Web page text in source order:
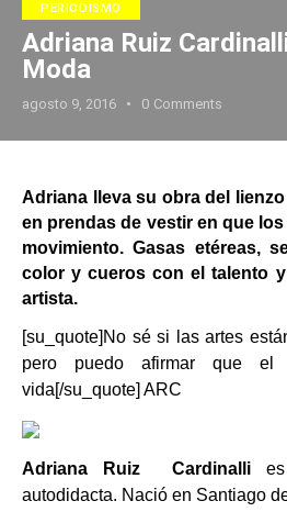
PERIODISMO
Adriana Ruiz
Moda
agosto 9, 2016 0 Comments
Adriana lleva su obra del
en prendas de vestir en que
movimiento. Gasas etéreas,
color y cueros con el talento
artista.
[su_quote]No sé si las artes
pero puedo afirmar que
vida[/su_quote] ARC
Adriana Ruiz Cardinallies
autodidacta. Nació en Santiago